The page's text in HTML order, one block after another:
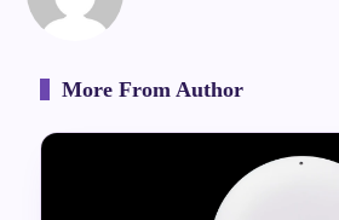
More From Author